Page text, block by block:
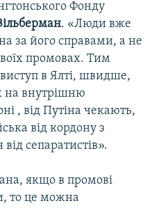
Фонду
. «Люди вже
за його справами, а не
промовах. Тим
в Ялті, швидше,
на внутрішню
, від Путіна чекають,
від кордону з
сепаратистів».
якщо в промові
то це можна